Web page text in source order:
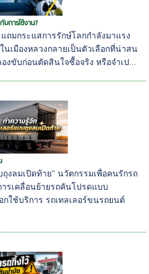
บการใช้งาน?
มกระแสการรักษ์โลกกำลังมาแรง
เมืองหลวงกลายเป็นตัวเลือกที่น่าสน
งขับก่อนตัดสินใจซื้อจริง หรือจำเป...
งลมเปิดท้าย" นวัตกรรมเพื่อคนรักรถ
รเคลื่อนย้ายรถคันโปรดแบบ
กใช้บริการ รถเทลเลอร์ขนรถยนต์